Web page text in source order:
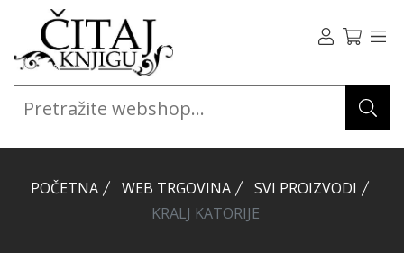
POČETNA WEB TRGOVINA
SVI PROIZVODI
KRALJ KATORIJE